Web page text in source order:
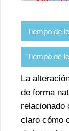
La
de forma
relacionado
claro cómo